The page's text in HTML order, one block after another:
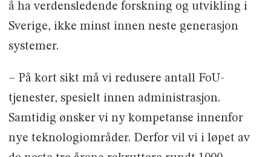
å ha verdensledende forskning og utvikling i
Sverige, ikke minst innen neste generasjon
systemer.
– På kort sikt må vi redusere antall FoU-
tjenester, spesielt innen administrasjon.
Samtidig ønsker vi ny kompetanse innenfor
nye teknologiområder. Derfor vil vi i løpet av